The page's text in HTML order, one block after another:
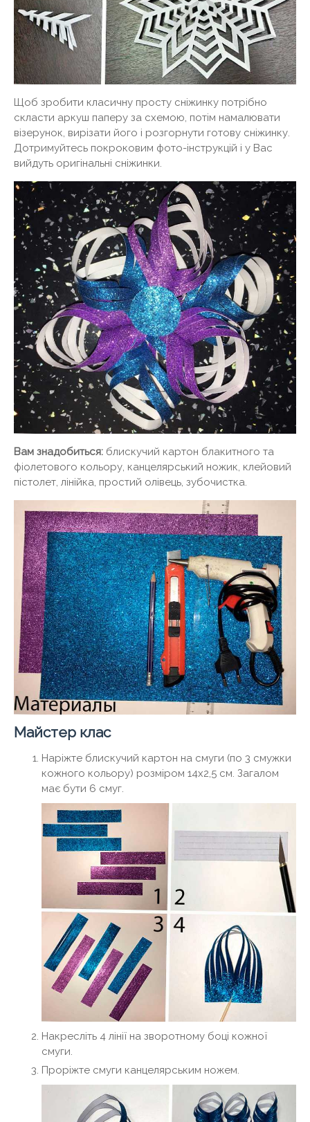
Щоб зробити класичну просту сніжинку потрібно
скласти аркуш паперу за схемою, потім намалювати
візерунок, вирізати його і розгорнути готову сніжинку.
Дотримуйтесь покроковим фото-інструкцій і у Вас
вийдуть оригінальні сніжинки.
Вам знадобиться: блискучий картон блакитного та
фіолетового кольору, канцелярський ножик, клейовий
пістолет, лінійка, простий олівець, зубочистка.
Майстер клас
Наріжте блискучий картон на смуги (по 3 смужки
кожного кольору) розміром 14х2,5 см. Загалом
має бути 6 смуг.
Накресліть 4 лінії на зворотному боці кожної
смуги.
Проріжте смуги канцелярським ножем.